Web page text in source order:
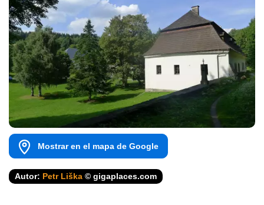
Mostrar en el mapa de Google
Autor: Petr Liška © gigaplaces.com